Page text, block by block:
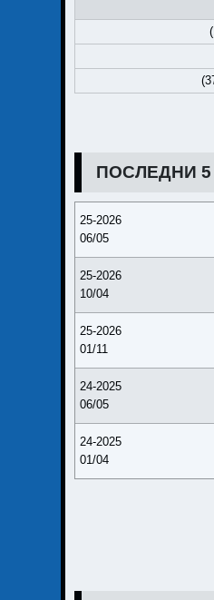
ПОСЛЕДНИ
25-2026
06/05
25-2026
10/04
25-2026
01/11
24-2025
06/05
24-2025
01/04